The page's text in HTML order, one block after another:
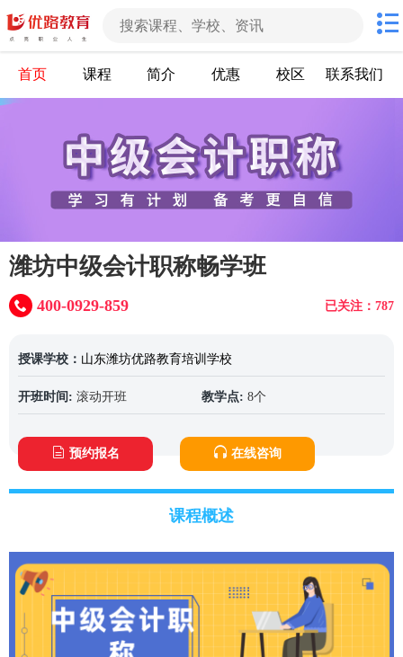
首页 课程 简介 优惠 校区 联系我们
潍坊中级会计职称畅学班
已关注：787
400-0929-859
授课学校： 山东潍坊优路教育培训学校
开班时间: 滚动开班 教学点: 8个
预约报名 在线咨询
课程概述